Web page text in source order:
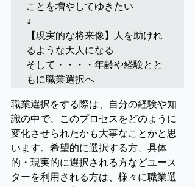
ことを増やしてゆきたい
↓
【現実的な将来像】人を助けれ
るような大人になる
そして・・・・年齢や経験とと
もに職業選択へ
職業選択をする際は、自分の経験や知
識の中で、このプロセスをどのように
変化させられたかも大事なことかと思
います。希望的に選択する方、具体
的・現実的に選択される方などユース
ターを利用される方は、様々に職業選